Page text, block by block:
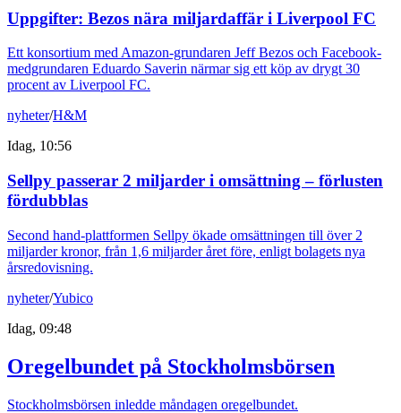
Uppgifter: Bezos nära miljardaffär i Liverpool FC
Ett konsortium med Amazon-grundaren Jeff Bezos och Facebook-
medgrundaren Eduardo Saverin närmar sig ett köp av drygt 30
procent av Liverpool FC.
nyheter/H&M
Idag, 10:56
Sellpy passerar 2 miljarder i omsättning – förlusten
fördubblas
Second hand-plattformen Sellpy ökade omsättningen till över 2
miljarder kronor, från 1,6 miljarder året före, enligt bolagets nya
årsredovisning.
nyheter/Yubico
Idag, 09:48
Oregelbundet på Stockholmsbörsen
Stockholmsbörsen inledde måndagen oregelbundet.